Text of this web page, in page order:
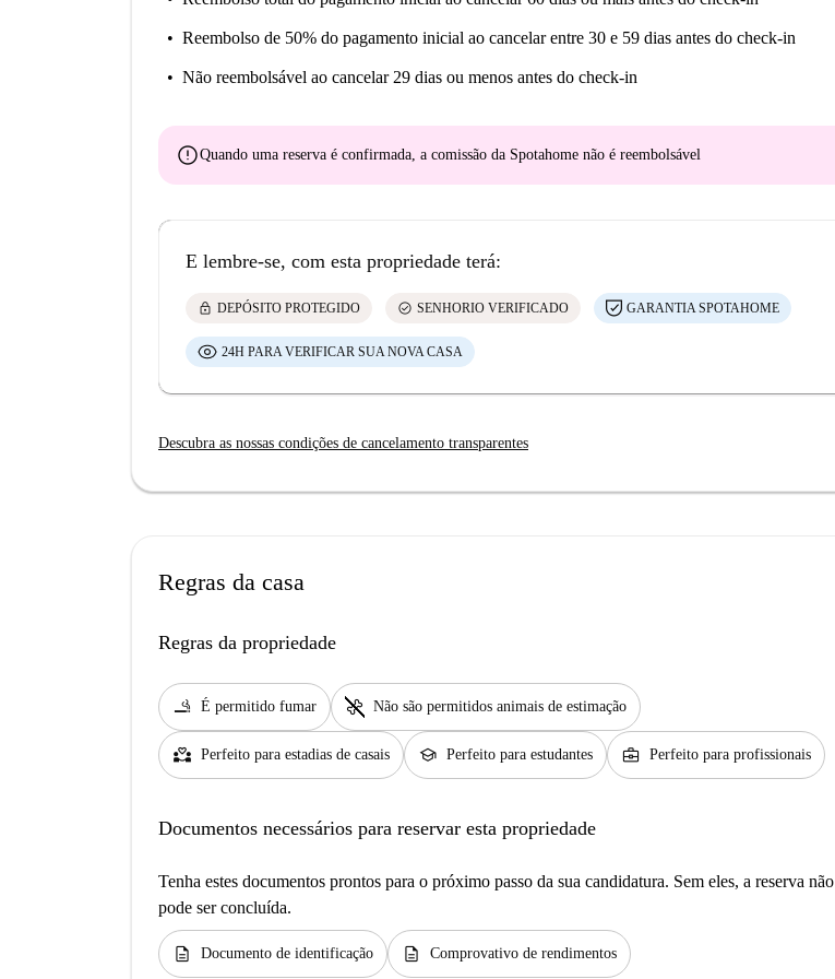
Reembolso de 50% do pagamento inicial ao cancelar entre 30 e 59 dias antes do check-in
Não reembolsável ao cancelar 29 dias ou menos antes do check-in
errorQuando uma reserva é confirmada, a comissão da Spotahome não é reembolsável
E lembre-se, com esta propriedade terá:
lock DEPÓSITO PROTEGIDO check_circle SENHORIO VERIFICADO GARANTIA SPOTAHOME
24H PARA VERIFICAR SUA NOVA CASA
Descubra as nossas condições de cancelamento transparentes
Regras da casa
Regras da propriedade
smoking_rooms É permitido fumar pet_supplies Não são permitidos animais de estimação
partner_heart Perfeito para estadias de casais school Perfeito para estudantes business_center Perfeito para profissionais
Documentos necessários para reservar esta propriedade
Tenha estes documentos prontos para o próximo passo da sua candidatura. Sem eles, a reserva não
pode ser concluída.
description Documento de identificação description Comprovativo de rendimentos